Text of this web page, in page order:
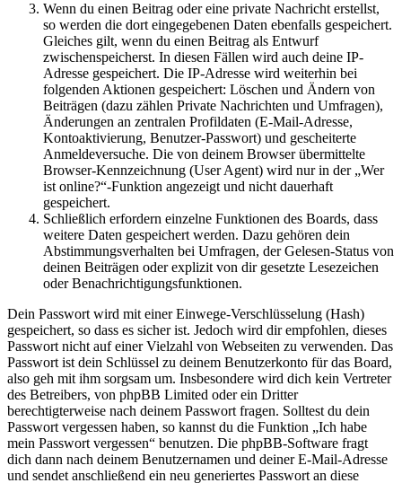
Wenn du einen Beitrag oder eine private Nachricht erstellst,
so werden die dort eingegebenen Daten ebenfalls gespeichert.
Gleiches gilt, wenn du einen Beitrag als Entwurf
zwischenspeicherst. In diesen Fällen wird auch deine IP-
Adresse gespeichert. Die IP-Adresse wird weiterhin bei
folgenden Aktionen gespeichert: Löschen und Ändern von
Beiträgen (dazu zählen Private Nachrichten und Umfragen),
Änderungen an zentralen Profildaten (E-Mail-Adresse,
Kontoaktivierung, Benutzer-Passwort) und gescheiterte
Anmeldeversuche. Die von deinem Browser übermittelte
Browser-Kennzeichnung (User Agent) wird nur in der „Wer
ist online?“-Funktion angezeigt und nicht dauerhaft
gespeichert.
Schließlich erfordern einzelne Funktionen des Boards, dass
weitere Daten gespeichert werden. Dazu gehören dein
Abstimmungsverhalten bei Umfragen, der Gelesen-Status von
deinen Beiträgen oder explizit von dir gesetzte Lesezeichen
oder Benachrichtigungsfunktionen.
Dein Passwort wird mit einer Einwege-Verschlüsselung (Hash)
gespeichert, so dass es sicher ist. Jedoch wird dir empfohlen, dieses
Passwort nicht auf einer Vielzahl von Webseiten zu verwenden. Das
Passwort ist dein Schlüssel zu deinem Benutzerkonto für das Board,
also geh mit ihm sorgsam um. Insbesondere wird dich kein Vertreter
des Betreibers, von phpBB Limited oder ein Dritter
berechtigterweise nach deinem Passwort fragen. Solltest du dein
Passwort vergessen haben, so kannst du die Funktion „Ich habe
mein Passwort vergessen“ benutzen. Die phpBB-Software fragt
dich dann nach deinem Benutzernamen und deiner E-Mail-Adresse
und sendet anschließend ein neu generiertes Passwort an diese